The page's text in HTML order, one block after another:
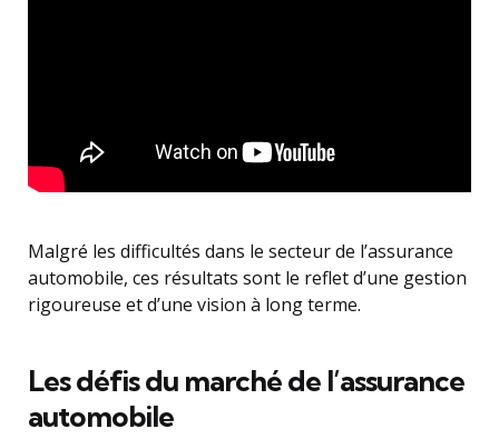
Malgré les difficultés dans le secteur de l’assurance
automobile, ces résultats sont le reflet d’une gestion
rigoureuse et d’une vision à long terme.
Les défis du marché de l’assurance
automobile